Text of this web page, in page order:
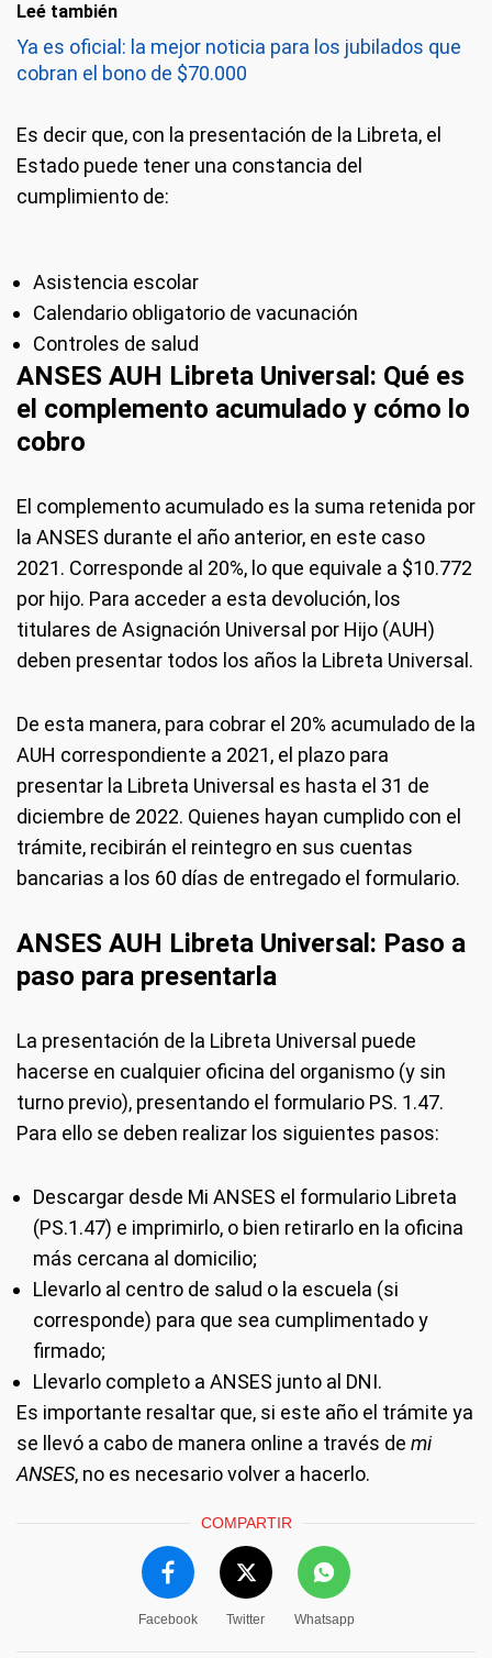
Leé también
Ya es oficial: la mejor noticia para los jubilados que
cobran el bono de $70.000
Es decir que, con la presentación de la Libreta, el
Estado puede tener una constancia del
cumplimiento de:
Asistencia escolar
Calendario obligatorio de vacunación
Controles de salud
ANSES AUH Libreta Universal: Qué es
el complemento acumuladoy cómo lo
cobro
El complemento acumulado es la suma retenida por
la ANSES durante el año anterior, en este caso
2021. Corresponde al 20%, lo que equivale a $10.772
por hijo. Para acceder a esta devolución, los
titulares de Asignación Universal por Hijo (AUH)
deben presentar todos los años la Libreta Universal.
De esta manera, para cobrar el 20% acumulado de la
AUH correspondiente a 2021, el plazo para
presentar la Libreta Universal es hasta el 31 de
diciembre de 2022. Quienes hayan cumplido con el
trámite, recibirán el reintegro en sus cuentas
bancarias a los 60 días de entregado el formulario.
ANSES AUH Libreta Universal: Paso a
paso para presentarla
La presentación de la Libreta Universal puede
hacerse en cualquier oficina del organismo (y sin
turno previo), presentando el formulario PS. 1.47.
Para ello se deben realizar los siguientes pasos:
Descargar desde Mi ANSES el formulario Libreta
(PS.1.47) e imprimirlo, o bien retirarlo en la oficina
más cercana al domicilio;
Llevarlo al centro de salud o la escuela (si
corresponde) para que sea cumplimentado y
firmado;
Llevarlo completo a ANSES junto al DNI.
Es importante resaltar que, si este año el trámite ya
se llevó a cabo de manera online a través de mi
ANSES, no es necesario volver a hacerlo.
COMPARTIR
Facebook Twitter Whatsapp